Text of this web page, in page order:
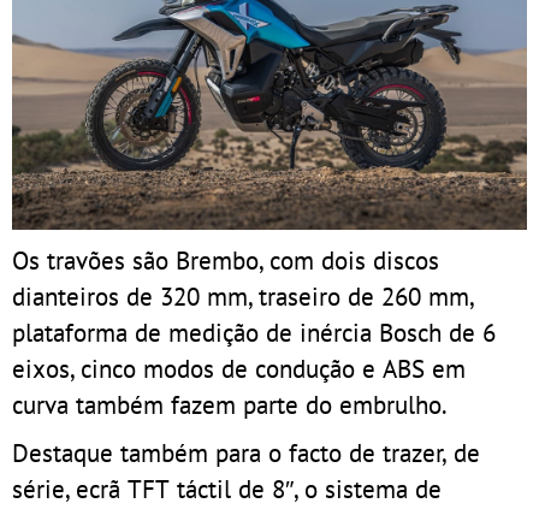
Os travões são Brembo, com dois discos
dianteiros de 320 mm, traseiro de 260 mm,
plataforma de medição de inércia Bosch de 6
eixos, cinco modos de condução e ABS em
curva também fazem parte do embrulho.
Destaque também para o facto de trazer, de
série, ecrã TFT táctil de 8″, o sistema de